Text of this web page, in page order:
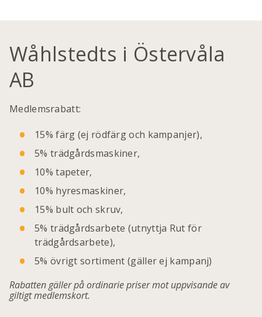
Wåhlstedts i Östervåla
AB
Medlemsrabatt:
15% färg (ej rödfärg och kampanjer),
5% trädgårdsmaskiner,
10% tapeter,
10% hyresmaskiner,
15% bult och skruv,
5% trädgårdsarbete (utnyttja Rut för
trädgårdsarbete),
5% övrigt sortiment (gäller ej kampanj)
Rabatten gäller på ordinarie priser mot uppvisande av
giltigt medlemskort.